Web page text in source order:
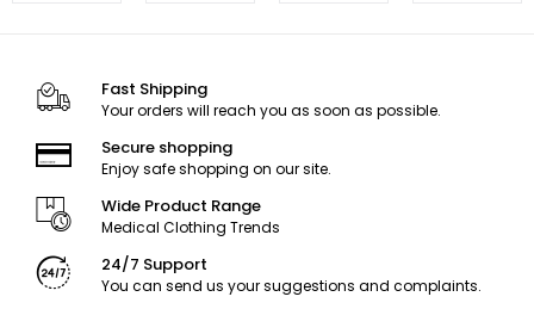
Fast Shipping
Your orders will reach you as soon as possible.
Secure shopping
Enjoy safe shopping on our site.
Wide Product Range
Medical Clothing Trends
24/7 Support
You can send us your suggestions and complaints.